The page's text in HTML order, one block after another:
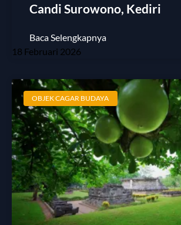
Candi Surowono, Kediri
Baca Selengkapnya
18 Februari 2026
OBJEK CAGAR BUDAYA